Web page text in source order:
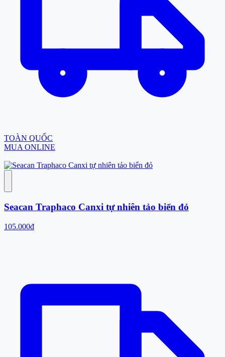
TOÀN QUỐC
MUA ONLINE
Seacan Traphaco Canxi tự nhiên tảo biển đỏ
105.000đ